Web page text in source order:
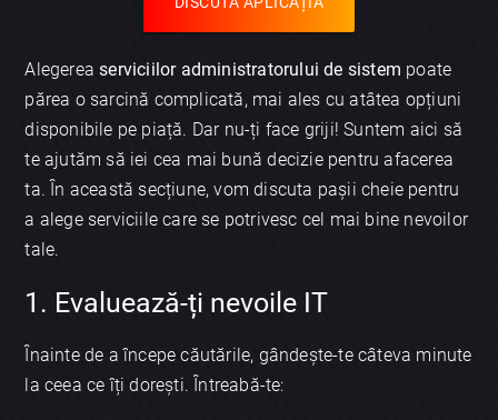
Alegereaserviciilor administratorului de sistem poate
părea o sarcină complicată, mai ales cu atâtea opțiuni
disponibile pe piață. Dar nu-ți face griji! Suntem aici să
te ajutăm să iei cea mai bună decizie pentru afacerea
ta. În această secțiune, vom discuta pașii cheie pentru
a alege serviciile care se potrivesc cel mai bine nevoilor
tale.
1. Evaluează-ți nevoile IT
Înainte de a începe căutările, gândește-te câteva minute
la ceea ce îți dorești. Întreabă-te: